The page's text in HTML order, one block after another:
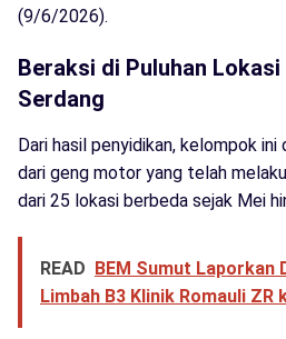
(9/6/2026).
Beraksi di Puluhan
Serdang
Dari hasil penyidikan, kelompok ini
dari geng motor yang telah
dari 25 lokasi berbeda sejak Mei
READ BEM Sumut Laporkan
Limbah B3 Klinik Romauli ZR